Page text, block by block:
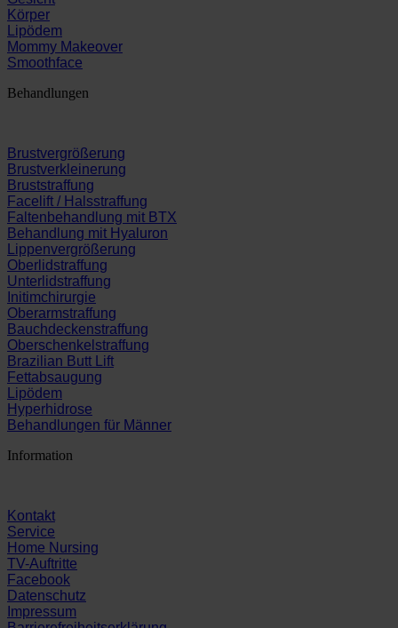
Körper
Lipödem
Mommy Makeover
Smoothface
Behandlungen
Brustvergrößerung
Brustverkleinerung
Bruststraffung
Facelift / Halsstraffung
Faltenbehandlung mit BTX
Behandlung mit Hyaluron
Lippenvergrößerung
Oberlidstraffung
Unterlidstraffung
Initimchirurgie
Oberarmstraffung
Bauchdeckenstraffung
Oberschenkelstraffung
Brazilian Butt Lift
Fettabsaugung
Lipödem
Hyperhidrose
Behandlungen für Männer
Information
Kontakt
Service
Home Nursing
TV-Auftritte
Facebook
Datenschutz
Impressum